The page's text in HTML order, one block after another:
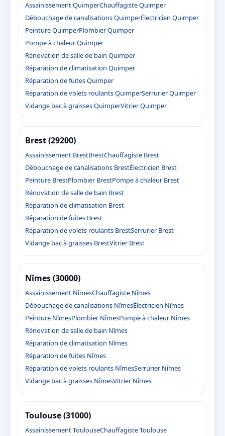
Assainissement QuimperChauffagiste Quimper
Débouchage de canalisations QuimperÉlectricien Quimper
Peinture QuimperPlombier Quimper
Pompe à chaleur Quimper
Rénovation de salle de bain Quimper
Réparation de climatisation Quimper
Réparation de fuites Quimper
Réparation de volets roulants QuimperSerrurier Quimper
Vidange bac à graisses QuimperVitrier Quimper
Brest (29200)
Assainissement BrestBrestChauffagiste Brest
Débouchage de canalisations BrestÉlectricien Brest
Peinture BrestPlombier BrestPompe à chaleur Brest
Rénovation de salle de bain Brest
Réparation de climatisation Brest
Réparation de fuites Brest
Réparation de volets roulants BrestSerrurier Brest
Vidange bac à graisses BrestVitrier Brest
Nîmes (30000)
Assainissement NîmesChauffagiste Nîmes
Débouchage de canalisations NîmesÉlectricien Nîmes
Peinture NîmesPlombier NîmesPompe à chaleur Nîmes
Rénovation de salle de bain Nîmes
Réparation de climatisation Nîmes
Réparation de fuites Nîmes
Réparation de volets roulants NîmesSerrurier Nîmes
Vidange bac à graisses NîmesVitrier Nîmes
Toulouse (31000)
Assainissement ToulouseChauffagiste Toulouse